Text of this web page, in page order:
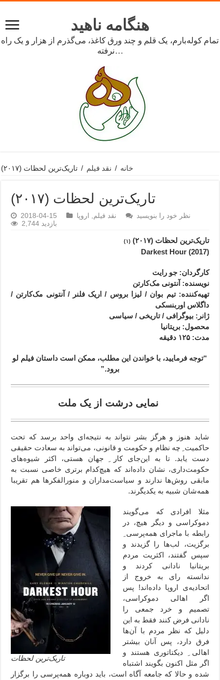
هنگامه ناهید
تمام کوله‌بارم، یک قلم و چند ورق کاغذ، می‌گذرم از هزار و یک راه
نرفته…
خانه / نقد فیلم / تاریک‌ترین لحظات (۲۰۱۷)
تاریک‌ترین لحظات (۲۰۱۷)
2018-04-15 نقد فیلم اروپا
نظر خود را بنویسید
2,744 بازدید
تاریک‌ترین لحظات (۲۰۱۷) (۱)
(2017) Darkest Hour
کارگردان: جو رایت
نویسنده: آنتونی مک‌کارتن
تهیه‌کننده: تیم بوان / لیزا بروس / اریک فلنر / آنتونی مک‌کارتن /
داگلاس اوربنسکی
ژانر : بیوگرافی / تاریخی / سیاسی
محصول: بریتانیا
مدت: ۱۲۵ دقیقه
“توجه فرمایید،‌ با خواندن این مطلب، ممکن است داستان فیلم لو
برود.”
شاید هنوز و هرگز بشر نتواند به نتیجه‌ای واحد برسد که تحت
حاکمیت ِ چه نظام و حکومت و قانونی، می‌تواند به سعادت حقیقی
دست یابد. تا به این‌جای کار ِ جهان هستی، اکثر شیوه‌های
حکومت‌داری، نشان داده‌اند که هیچ‌کدام برتری خاصی نسبت به
مابقی روش‌ها ندارند و سیاست‌مداران و منورالفکرها هم تقریبا
همه‌شان شبیه به یکدیگرند.
تاریک‌ترین لحظات
مثلا افرادی که می‌گویند
دموکراسی و دیگر هیچ،‌ در
رابطه با ماجرای همه‌پرسی ِ
برگزیت،‌ لب‌ها را گزیدند و
سپس گفتند، اکثریت مردم
بریتانیا نادانی کردند و
ندانسته رای به خروج از
اتحادیه‌ی اروپا داده‌اند! پس
اگر اهالی دموکراسی،
تصمیم و خرد جمعی را
نادانی فرض کنند فقط به این
دلیل که نظر مردم با آن‌ها
فرق دارد،‌ پس آنان بیشتر
اهالی ِ دیکتاتوری هستند و
اگر مثل اکنون بگویند اشتباه
شده و حالا که جامعه آگاه است، باید دوباره همه‌پرسی را برگزار